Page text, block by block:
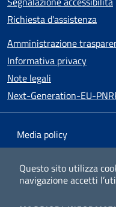
Questo sito utilizza
navigazione accetti
Richiesta d'assistenza
Amministrazione
Informativa privacy
Note legali
Next-Generation-EU-
Media policy
Dichiarazione di